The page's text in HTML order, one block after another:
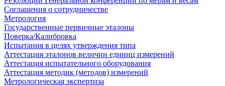
Соглашения о сотрудничестве
Метрология
Государственные первичные эталоны
Поверка/Калибровка
Испытания в целях утверждения типа
Аттестация эталонов величин единиц измерений
Аттестация испытательного оборудования
Аттестация методик (методов) измерений
Метрологическая экспертиза